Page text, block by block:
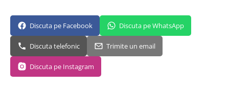
Discuta pe Facebook Discuta pe WhatsApp
Discuta telefonic Trimite un email
Discuta pe Instagram